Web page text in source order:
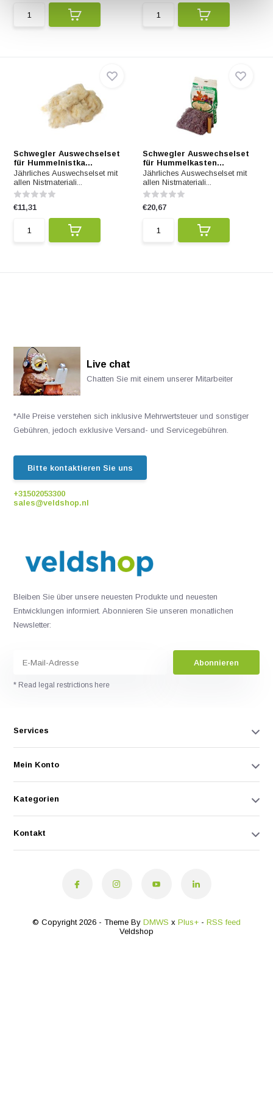
Schwegler Auswechselset
für Hummelnistka...
Jährliches Auswechselset mit
allen Nistmateriali...
€11,31
Schwegler Auswechselset
für Hummelkasten...
Jährliches Auswechselset mit
allen Nistmateriali...
€20,67
Live chat
Chatten Sie mit einem unserer Mitarbeiter
*Alle Preise verstehen sich inklusive Mehrwertsteuer und sonstiger
Gebühren, jedoch exklusive Versand- und Servicegebühren.
Bitte kontaktieren Sie uns
+31502053300
sales@veldshop.nl
Bleiben Sie über unsere neuesten Produkte und neuesten
Entwicklungen informiert. Abonnieren Sie unseren monatlichen
Newsletter:
Abonnieren
* Read legal restrictions here
Services
Mein Konto
Kategorien
Kontakt
© Copyright 2026 - Theme By DMWS x Plus+ - RSS feed
Veldshop